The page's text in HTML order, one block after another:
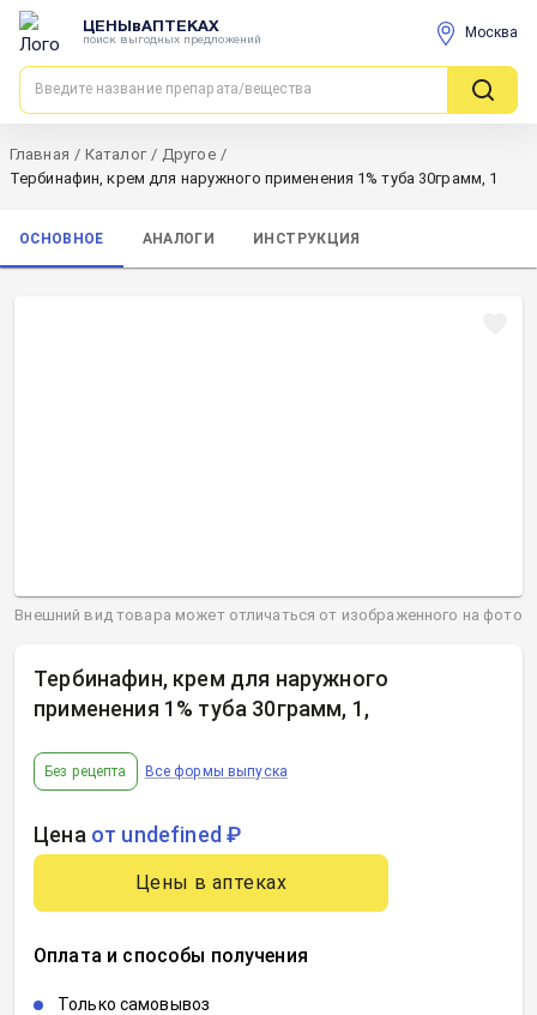
ЦЕНЫвАПТЕКАХ
поиск выгодных предложений Москва
Главная / Каталог / Другое /
Тербинафин, крем для наружного применения 1% туба 30грамм, 1
ОСНОВНОЕ АНАЛОГИ ИНСТРУКЦИЯ
Тербинафин, крем для наружного
применения 1% туба 30грамм, 1 ,
Без рецепта Все формы выпуска
Цена от undefined ₽
Цены в аптеках
Оплата и способы получения
Только самовывоз
Внешний вид товара может отличаться от изображенного на фото